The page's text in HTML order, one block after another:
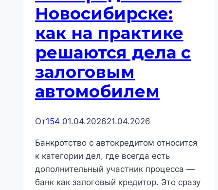
Новосибирске:
как на практике
решаются дела с
залоговым
автомобилем
От154 01.04.202621.04.2026
Банкротство с автокредитом относится
к категории дел, где всегда есть
дополнительный участник процесса —
банк как залоговый кредитор. Это сразу